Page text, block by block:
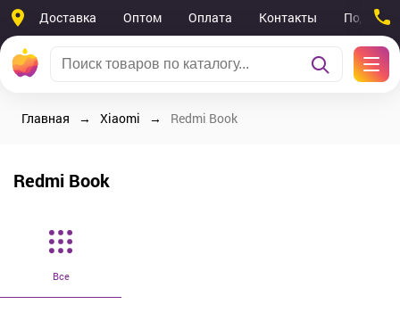
Доставка Оптом Оплата Контакты
Главная Xiaomi Redmi Book
Redmi Book
Все